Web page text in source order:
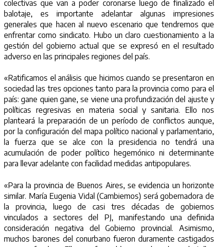
colectivas que van a poder coronarse luego de finalizado el
balotaje, es importante adelantar algunas impresiones
generales que hacen al nuevo escenario que tendremos que
enfrentar como sindicato. Hubo un claro cuestionamiento a la
gestión del gobierno actual que se expresó en el resultado
adverso en las principales regiones del país.
«Ratificamos el análisis que hicimos cuando se presentaron en
sociedad las tres opciones tanto para la provincia como para el
país: gane quien gane, se viene una profundización del ajuste y
políticas regresivas en materia social y sanitaria. Ello nos
planteará la preparación de un período de conflictos aunque,
por la configuración del mapa político nacional y parlamentario,
la fuerza que se alce con la presidencia no tendrá una
acumulación de poder político hegemónico ni determinante
para llevar adelante con facilidad medidas antipopulares.
«Para la provincia de Buenos Aires, se evidencia un horizonte
similar. María Eugenia Vidal (Cambiemos) será gobernadora de
la provincia, luego de casi tres décadas de gobiernos
vinculados a sectores del PJ, manifestando una definida
consideración negativa del Gobierno provincial. Asimismo,
muchos barones del conurbano fueron duramente castigados